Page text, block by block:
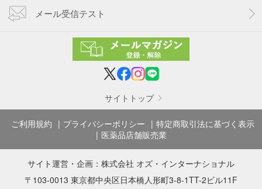
メール受信テスト
サイトトップ
ご利用規約 プライバシーポリシー
特定商取引法に基づく表示
医薬品店舗販売業
サイト運営・企画： 株式会社 オズ・インターナショナル
〒103-0013 東京都中央区日本橋人形町3-8-1TT-2ビル11F